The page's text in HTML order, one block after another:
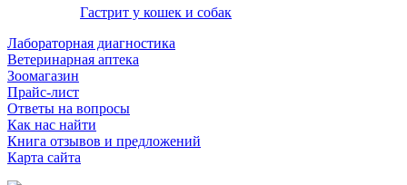
Гастрит у кошек и собак
Лабораторная диагностика
Ветеринарная аптека
Зоомагазин
Прайс-лист
Ответы на вопросы
Как нас найти
Книга отзывов и предложений
Карта сайта